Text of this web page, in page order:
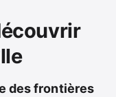
des frontières